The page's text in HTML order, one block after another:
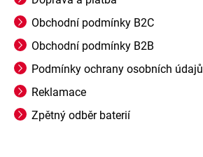
Obchodní podmínky B2C
Obchodní podmínky B2B
Podmínky ochrany osobních údajů
Reklamace
Zpětný odběr baterií